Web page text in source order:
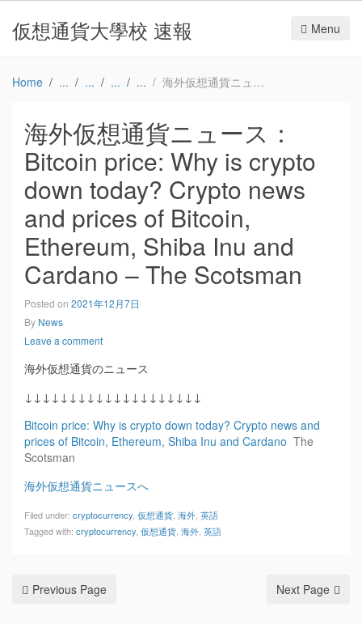
仮想通貨大學校 速報 Menu
Home 海外仮想通貨ニュース：Bitcoin price: Why is crypto down today? Crypto news and prices of Bitcoin, Ethereum, Shiba Inu and Cardano – The Scotsman
海外仮想通貨ニュース：
Bitcoin price: Why is crypto
down today? Crypto news
and prices of Bitcoin,
Ethereum, Shiba Inu and
Cardano – The Scotsman
Posted on 2021年12月7日
By News
Leave a comment
海外仮想通貨のニュース
↓↓↓↓↓↓↓↓↓↓↓↓↓↓↓↓↓↓↓↓
Bitcoin price: Why is crypto down today? Crypto news and
prices of Bitcoin, Ethereum, Shiba Inu and Cardano The
Scotsman
海外仮想通貨ニュースへ
Filed under: cryptocurrency 仮想通貨 海外 英語
Tagged with: cryptocurrency 仮想通貨 海外 英語
Previous Page Next Page